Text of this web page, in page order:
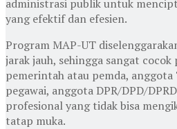
administrasi publik untuk
yang efektif dan efesien.
Program MAP-UT
jarak jauh, sehingga sangat
pemerintah atau pemda,
pegawai, anggota DPR/DPD/
profesional yang tidak bisa
tatap muka.